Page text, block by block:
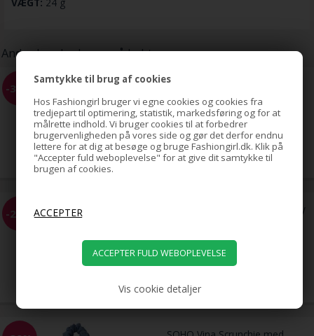
Samtykke til brug af cookies
Hos Fashiongirl bruger vi egne cookies og cookies fra
tredjepart til optimering, statistik, markedsføring og for at
målrette indhold. Vi bruger cookies til at forbedrer
brugervenligheden på vores side og gør det derfor endnu
lettere for at dig at besøge og bruge Fashiongirl.dk. Klik på
"Accepter fuld weboplevelse" for at give dit samtykke til
brugen af cookies.
Vis cookie detaljer
Andre kunder har også købt:
-34% SOHO Klassisk Satin Hårbøjle -
59,00
39,00DKK
-25% SOHO Kana Hårklemme - Navy
79,00